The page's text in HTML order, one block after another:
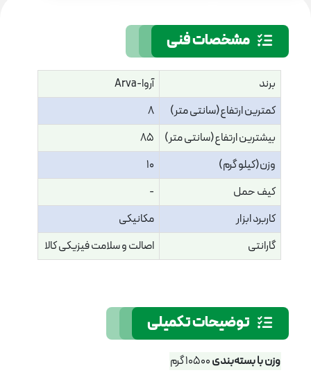
مشخصات فنی
برند
آروا-Arva
کمترین ارتفاع(سانتی متر)
8
بیشترین ارتفاع(سانتی متر)
85
وزن(کیلو گرم)
10
کیف حمل
-
کاربرد ابزار
مکانیکی
گارانتی
اصالت و سلامت فیزیکی کالا
توضیحات تکمیلی
وزن با بسته‌بندی10500 گرم